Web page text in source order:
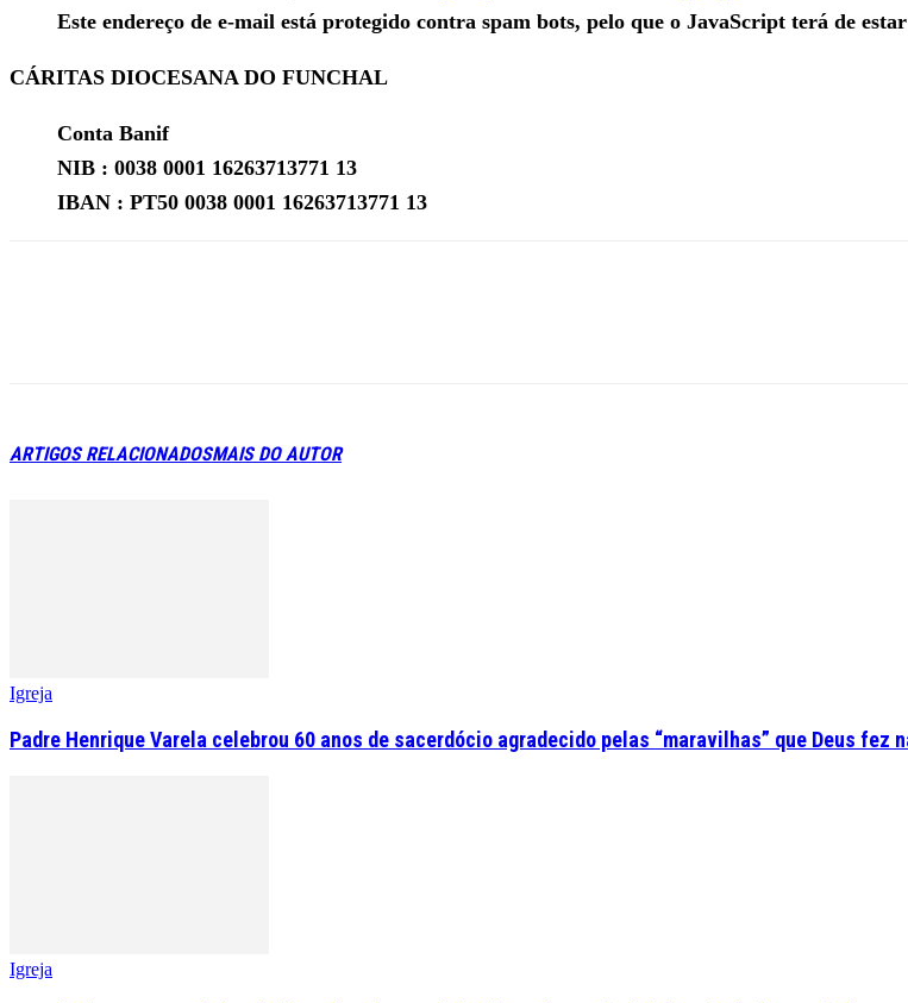
Este endereço de e-mail está protegido contra spam bots, pelo que o JavaScript terá de
CÁRITAS DIOCESANA DO FUNCHAL
Conta Banif
NIB : 0038 0001 16263713771 13
IBAN : PT50 0038 0001 16263713771 13
ARTIGOS RELACIONADOSMAIS DO AUTOR
Igreja
Padre Henrique Varela celebrou 60 anos de sacerdócio agradecido pelas “maravilhas” que Deus fez
Igreja